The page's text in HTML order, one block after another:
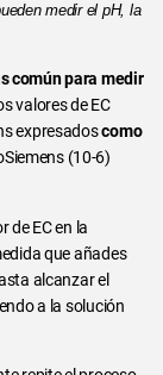
medir el pH, la
común para medir
valores de EC
expresadoscomo
(10-6)
de EC en la
que añades
alcanzar el
a la solución